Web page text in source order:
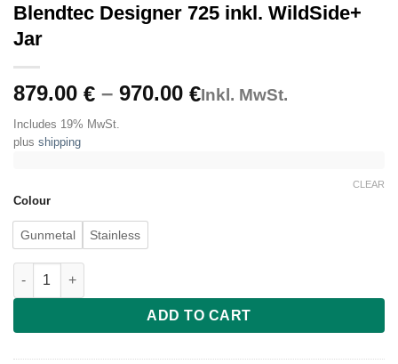
Blendtec Designer 725 inkl. WildSide+
Jar
879.00 € – 970.00 €Price
Inkl. MwSt.
Includes 19% MwSt.
plus shipping
Colour
Gunmetal Stainless
CLEAR
Blendtec Designer 725 inkl. WildSide+ Jar quantity
ADD TO CART